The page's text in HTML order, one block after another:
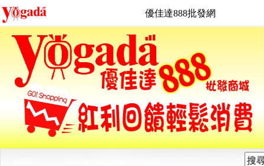
優佳達888批發網